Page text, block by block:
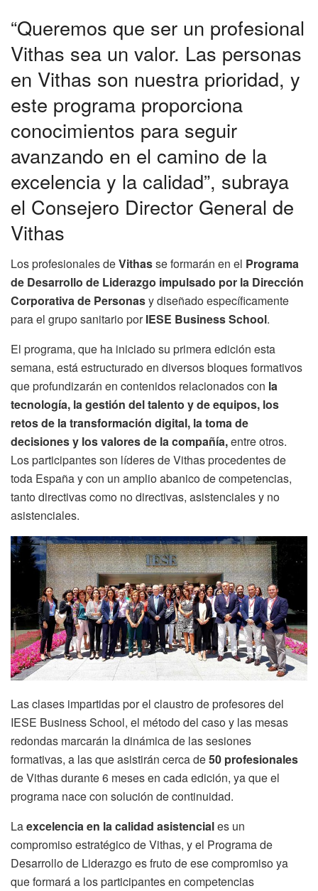
“Queremos que ser un profesional
Vithas sea un valor. Las personas
en Vithas son nuestra prioridad, y
este programa proporciona
conocimientos para seguir
avanzando en el camino de la
excelencia y la calidad”, subraya
el Consejero Director General de
Vithas
Los profesionales deVithasse formarán en el Programa
de Desarrollo de Liderazgo impulsado por la Dirección
Corporativa de Personasy diseñado específicamente
para el grupo sanitario porIESE Business School.
El programa, que ha iniciado su primera edición esta
semana, está estructurado en diversos bloques formativos
que profundizarán en contenidos relacionados con la
tecnología, la gestión del talento y de equipos, los
retos de la transformación digital, la toma de
decisiones y los valores de la compañía,entre otros.
Los participantes son líderes de Vithas procedentes de
toda España y con un amplio abanico de competencias,
tanto directivas como no directivas, asistenciales y no
asistenciales.
Las clases impartidas por el claustro de profesores del
IESE Business School, el método del caso y las mesas
redondas marcarán la dinámica de las sesiones
formativas, a las que asistirán cerca de50 profesionales
de Vithas durante 6 meses en cada edición, ya que el
programa nace con solución de continuidad.
Laexcelencia en la calidad asistenciales un
compromiso estratégico de Vithas, y el Programa de
Desarrollo de Liderazgo es fruto de ese compromiso ya
que formará a los participantes en competencias